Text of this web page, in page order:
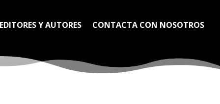
EDITORES Y AUTORES CONTACTA CON NOSOTROS